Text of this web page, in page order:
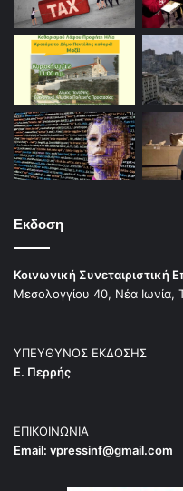
Εκδοση
Κοινωνική Συνεταιριστική
Μεσολογγίου 40, Νέα Ιωνία,
ΥΠΕΥΘΥΝΟΣ ΕΚΔΟΣΗΣ
Ε. Περρής
ΕΠΙΚΟΙΝΩΝΙΑ
Email: vpressinf@gmail.com